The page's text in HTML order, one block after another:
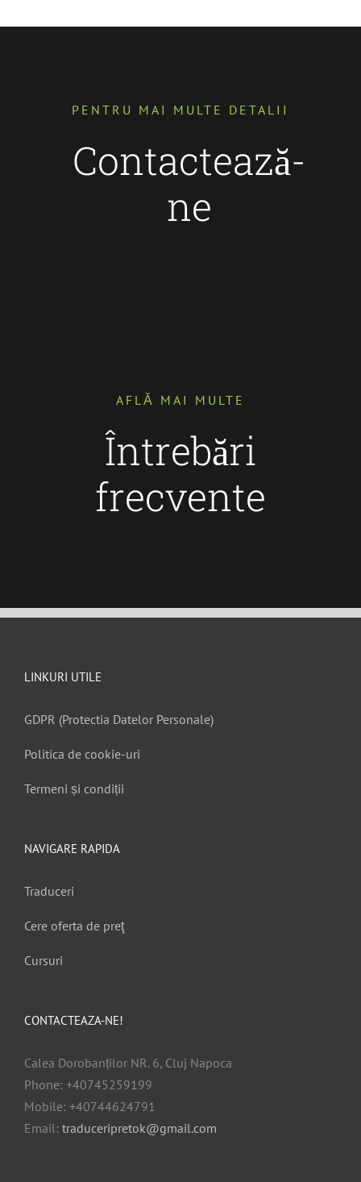
PENTRU MAI MULTE DETALII
Contactează-
ne
AFLĂ MAI MULTE
Întrebări
frecvente
LINKURI UTILE
GDPR (Protectia Datelor Personale)
Politica de cookie-uri
Termeni și condiții
NAVIGARE RAPIDA
Traduceri
Cere oferta de preţ
Cursuri
CONTACTEAZA-NE!
Calea Dorobanților NR. 6, Cluj Napoca
Phone: +40745259199
Mobile: +40744624791
Email: traduceripretok@gmail.com